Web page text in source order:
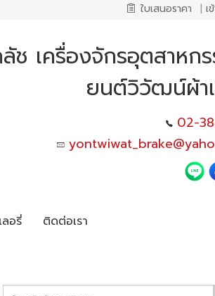
ใบเสนอราคา | เ
ช เครื่องจักรอุตสาหก
ยนต์วิวัฒน์ผ้า
02-
อรี่ ติดต่อเรา